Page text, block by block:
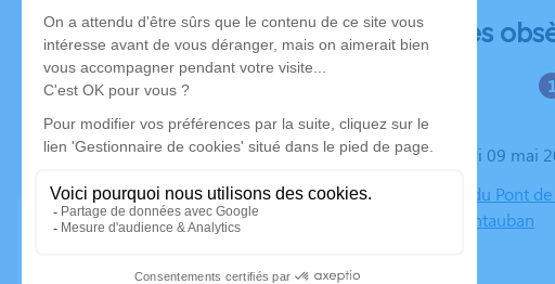
Déroulé des
Le vendredi 09 mai
Cimetière du Pont
82000 Montauban